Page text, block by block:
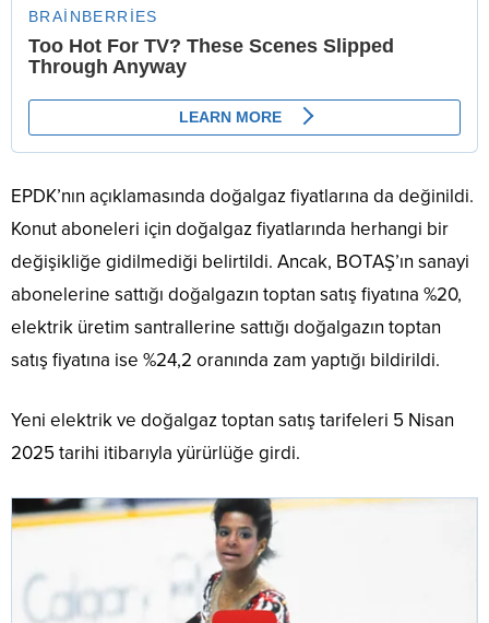
EPDK’nın açıklamasında doğalgaz fiyatlarına da değinildi.
Konut aboneleri için doğalgaz fiyatlarında herhangi bir
değişikliğe gidilmediği belirtildi. Ancak, BOTAŞ’ın sanayi
abonelerine sattığı doğalgazın toptan satış fiyatına %20,
elektrik üretim santrallerine sattığı doğalgazın toptan
satış fiyatına ise %24,2 oranında zam yaptığı bildirildi.
Yeni elektrik ve doğalgaz toptan satış tarifeleri 5 Nisan
2025 tarihi itibarıyla yürürlüğe girdi.